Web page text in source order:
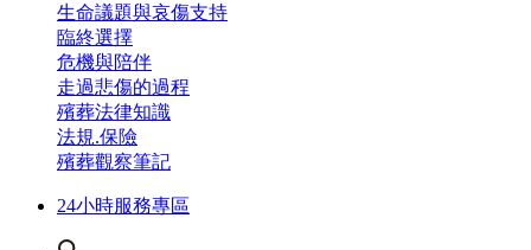
生命議題與哀傷支持
臨終選擇
危機與陪伴
走過悲傷的過程
殯葬法律知識
法規.保險
殯葬觀察筆記
24小時服務專區